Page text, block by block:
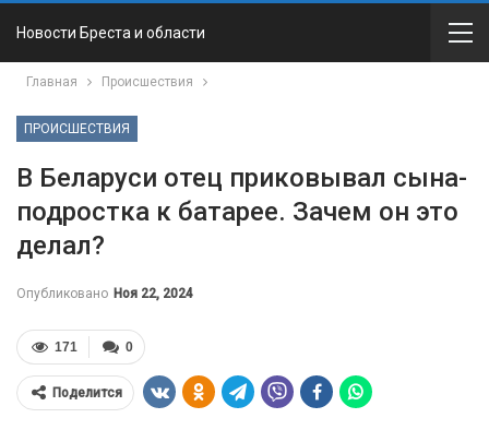
Новости Бреста и области
Главная Происшествия
ПРОИСШЕСТВИЯ
В Беларуси отец приковывал сына-
подростка к батарее. Зачем он это
делал?
Опубликовано Ноя 22, 2024
0
171
Поделится